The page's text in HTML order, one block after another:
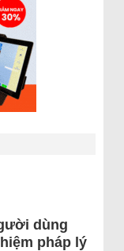
dùng
pháp lý